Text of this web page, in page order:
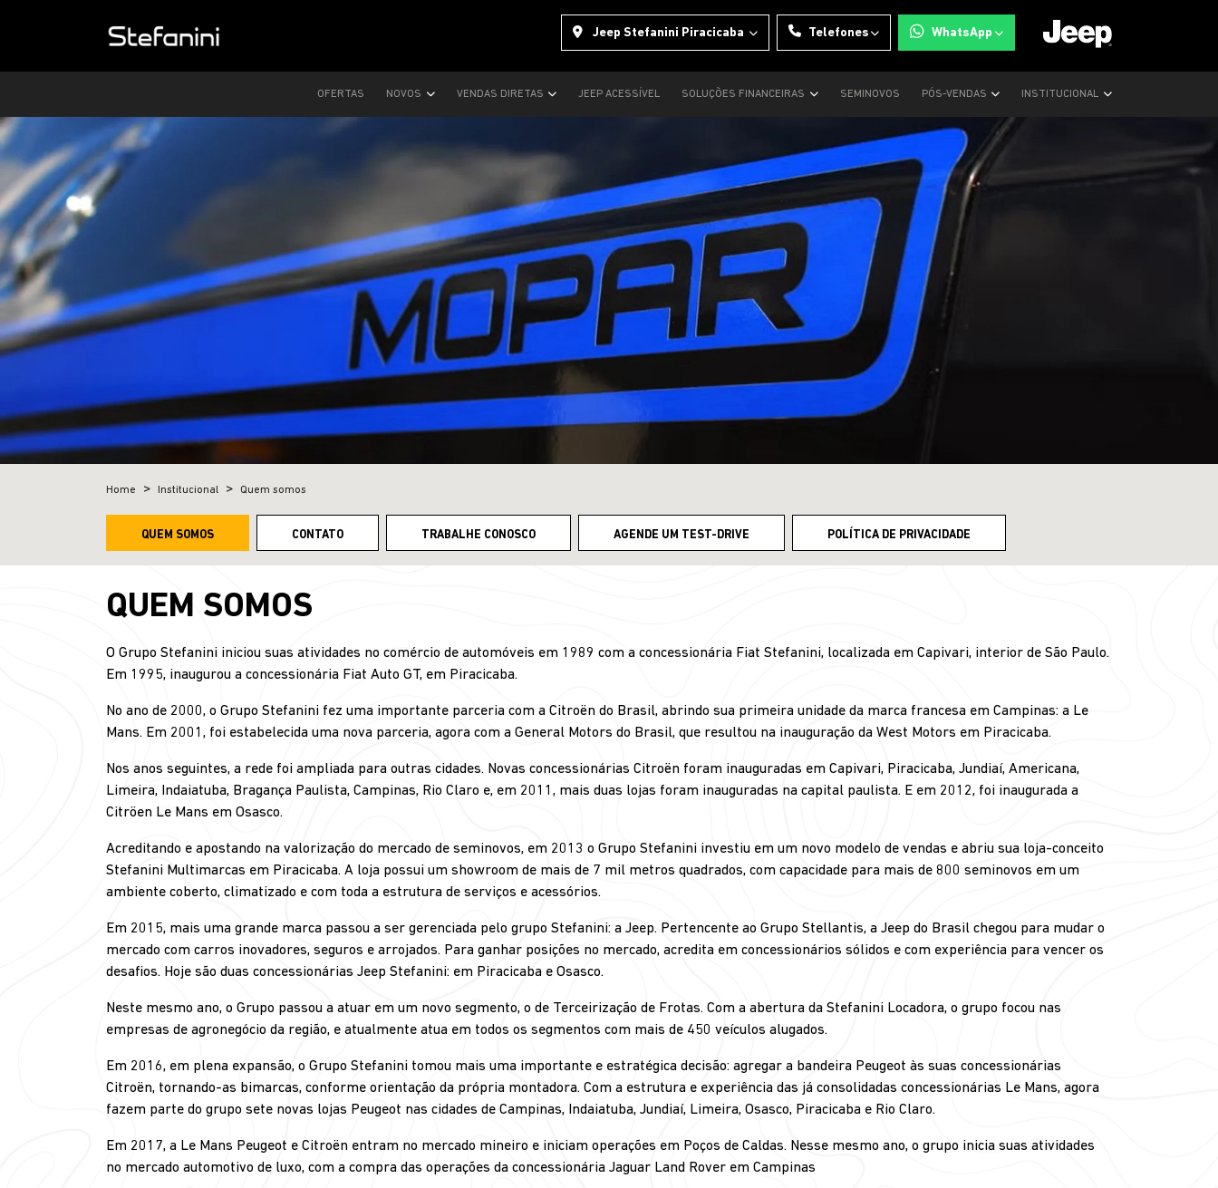
Jeep Stefanini Piracicaba Telefones WhatsApp
OFERTAS NOVOS VENDAS DIRETAS JEEP ACESSÍVEL SOLUÇÕES FINANCEIRAS SEMINOVOS PÓS-VENDAS INSTITUCIONAL
Home Institucional Quem somos
QUEM SOMOS CONTATO TRABALHE CONOSCO AGENDE UM TEST-DRIVE POLÍTICA DE PRIVACIDADE
QUEM SOMOS
O Grupo Stefanini iniciou suas atividades no comércio de automóveis em 1989 com a concessionária Fiat Stefanini, localizada em Capivari, interior de São Paulo.
Em 1995, inaugurou a concessionária Fiat Auto GT, em Piracicaba.
No ano de 2000, o Grupo Stefanini fez uma importante parceria com a Citroën do Brasil, abrindo sua primeira unidade da marca francesa em Campinas: a Le
Mans. Em 2001, foi estabelecida uma nova parceria, agora com a General Motors do Brasil, que resultou na inauguração da West Motors em Piracicaba.
Nos anos seguintes, a rede foi ampliada para outras cidades. Novas concessionárias Citroën foram inauguradas em Capivari, Piracicaba, Jundiaí, Americana,
Limeira, Indaiatuba, Bragança Paulista, Campinas, Rio Claro e, em 2011, mais duas lojas foram inauguradas na capital paulista. E em 2012, foi inaugurada a
Citröen Le Mans em Osasco.
Acreditando e apostando na valorização do mercado de seminovos, em 2013 o Grupo Stefanini investiu em um novo modelo de vendas e abriu sua loja-conceito
Stefanini Multimarcas em Piracicaba. A loja possui um showroom de mais de 7 mil metros quadrados, com capacidade para mais de 800 seminovos em um
ambiente coberto, climatizado e com toda a estrutura de serviços e acessórios.
Em 2015, mais uma grande marca passou a ser gerenciada pelo grupo Stefanini: a Jeep. Pertencente ao Grupo Stellantis, a Jeep do Brasil chegou para mudar o
mercado com carros inovadores, seguros e arrojados. Para ganhar posições no mercado, acredita em concessionários sólidos e com experiência para vencer os
desafios. Hoje são duas concessionárias Jeep Stefanini: em Piracicaba e Osasco.
Neste mesmo ano, o Grupo passou a atuar em um novo segmento, o de Terceirização de Frotas. Com a abertura da Stefanini Locadora, o grupo focou nas
empresas de agronegócio da região, e atualmente atua em todos os segmentos com mais de 450 veículos alugados.
Em 2016, em plena expansão, o Grupo Stefanini tomou mais uma importante e estratégica decisão: agregar a bandeira Peugeot às suas concessionárias
Citroën, tornando-as bimarcas, conforme orientação da própria montadora. Com a estrutura e experiência das já consolidadas concessionárias Le Mans, agora
fazem parte do grupo sete novas lojas Peugeot nas cidades de Campinas, Indaiatuba, Jundiaí, Limeira, Osasco, Piracicaba e Rio Claro.
Em 2017, a Le Mans Peugeot e Citroën entram no mercado mineiro e iniciam operações em Poços de Caldas. Nesse mesmo ano, o grupo inicia suas atividades
no mercado automotivo de luxo, com a compra das operações da concessionária Jaguar Land Rover em Campinas